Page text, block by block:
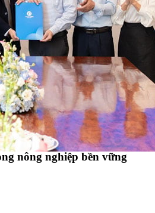
nông nghiệp bền vững